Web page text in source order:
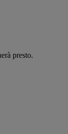
presto.